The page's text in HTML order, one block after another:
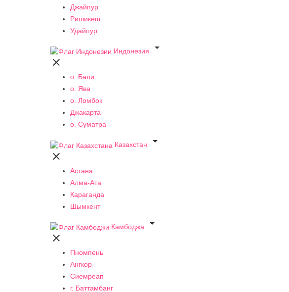
Джайпур
Ришикеш
Удайпур
Индонезия


о. Бали
о. Ява
о. Ломбок
Джакарта
о. Суматра
Казахстан


Астана
Алма-Ата
Караганда
Шымкент
Камбоджа


Пномпень
Ангкор
Сиемреап
г. Баттамбанг